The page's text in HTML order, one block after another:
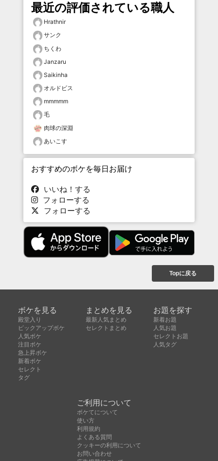
最近の評価されている職人
Hrathnir
サンク
ちくわ
Janzaru
Saikinha
オルドビス
mmmmm
毛
肉球の深淵
あいこす
おすすめのボケを毎日お届け
いいね！する
フォローする
フォローする
Topに戻る
ボケを見る
殿堂入り
ピックアップボケ
人気ボケ
注目ボケ
急上昇ボケ
新着ボケ
セレクト
タグ
まとめを見る
最新人気まとめ
セレクトまとめ
お題を探す
新着お題
人気お題
セレクトお題
人気タグ
ご利用について
ボケてについて
使い方
利用規約
よくある質問
クッキーの利用について
お問い合わせ